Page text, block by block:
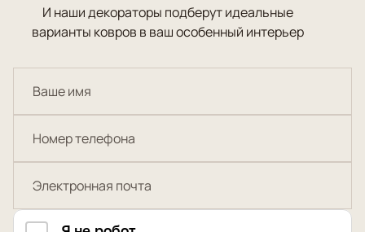
И наши декораторы подберут идеальные
варианты ковров в ваш особенный интерьер